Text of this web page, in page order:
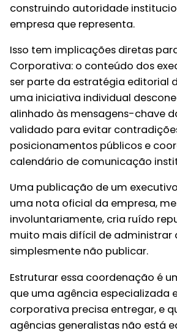
construindo autoridade
empresa que representa.
Isso tem implicações diretas
Corporativa: o conteúdo dos
ser parte da estratégia editorial
uma iniciativa individual
alinhado às mensagens-chave
validado para evitar
posicionamentos públicos e
calendário de comunicação
Uma publicação de um
uma nota oficial da empresa,
involuntariamente, cria ruído
muito mais difícil de administrar
simplesmente não publicar.
Estruturar essa coordenação é
que uma agência especializada
corporativa precisa entregar, e
agências generalistas não está